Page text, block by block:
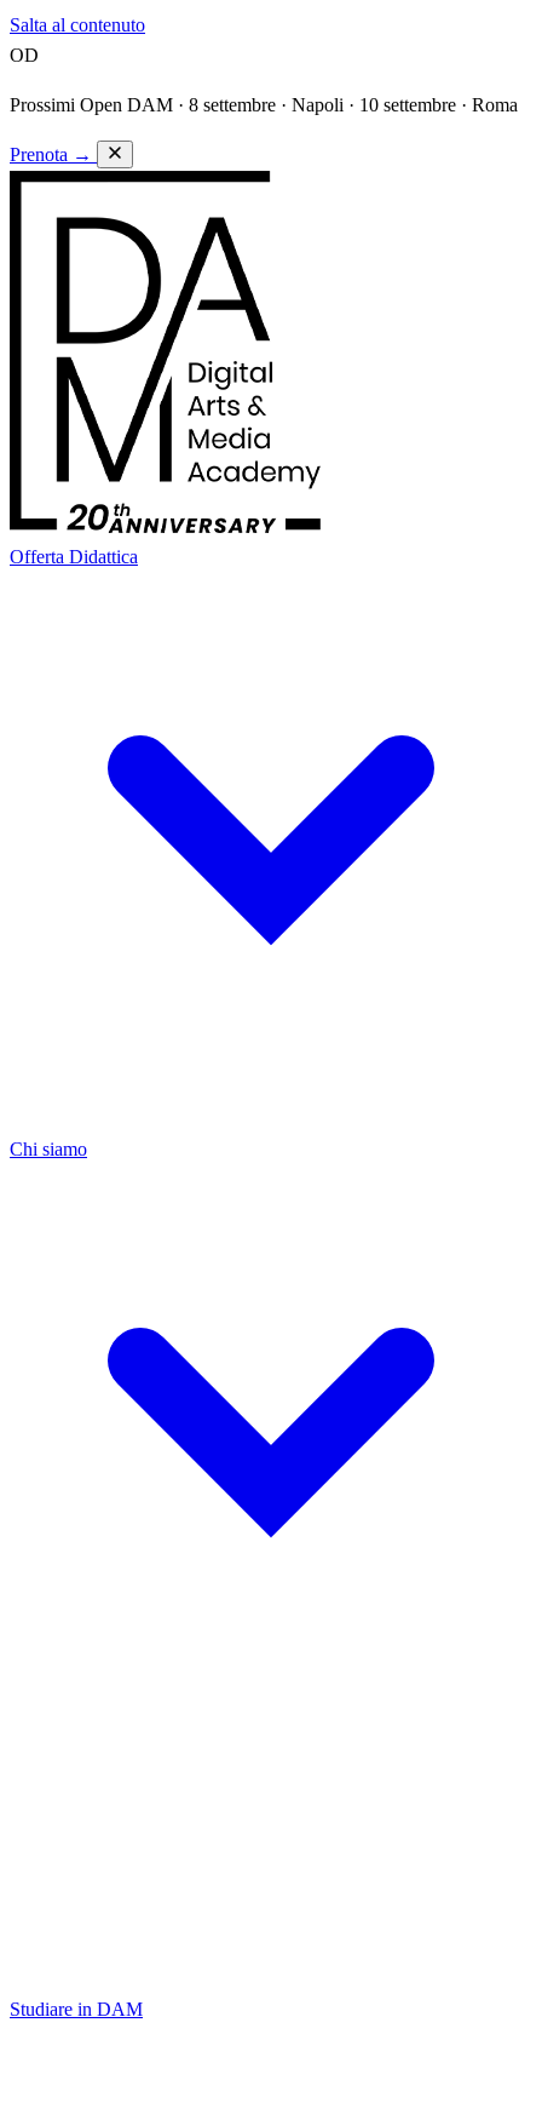
Salta al contenuto
OD
Prossimi Open DAM · 8 settembre · Napoli · 10 settembre · Roma
Prenota →
Offerta Didattica
Chi siamo
Studiare in DAM